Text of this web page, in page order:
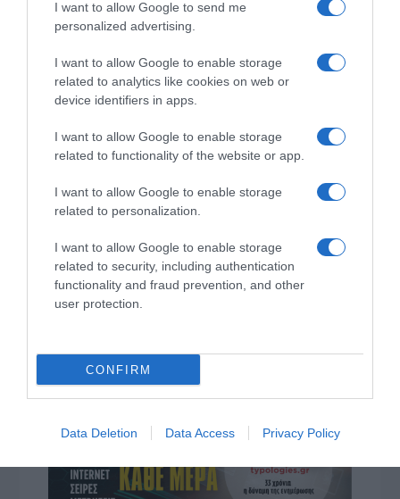
I want to allow Google to send me
personalized advertising.
I want to allow Google to enable storage
related to analytics like cookies on web or
device identifiers in apps.
I want to allow Google to enable storage
related to functionality of the website or app.
I want to allow Google to enable storage
related to personalization.
I want to allow Google to enable storage
related to security, including authentication
functionality and fraud prevention, and other
user protection.
CONFIRM
Data Deletion Data Access Privacy Policy
ΔΙΑΒΆΣΤΕ ΣΤΟ «Π»